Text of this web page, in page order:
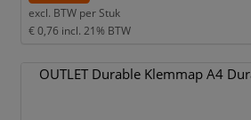
excl. BTW per Stuk
€ 0,76 incl. 21% BTW
OUTLET Durable Klemmap A4